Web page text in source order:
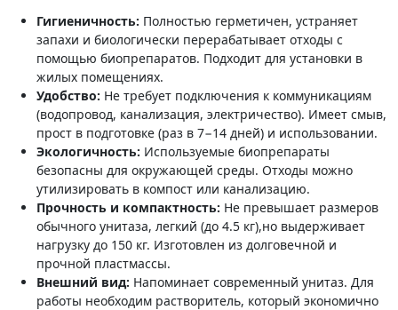
Гигиеничность: Полностью герметичен, устраняет
запахи и биологически перерабатывает отходы с
помощью биопрепаратов. Подходит для установки в
жилых помещениях.
Удобство: Не требует подключения к коммуникациям
(водопровод, канализация, электричество). Имеет смыв,
прост в подготовке (раз в 7−14 дней) и использовании.
Экологичность: Используемые биопрепараты
безопасны для окружающей среды. Отходы можно
утилизировать в компост или канализацию.
Прочность и компактность: Не превышает размеров
обычного унитаза, легкий (до 4.5 кг),но выдерживает
нагрузку до 150 кг. Изготовлен из долговечной и
прочной пластмассы.
Внешний вид: Напоминает современный унитаз. Для
работы необходим растворитель, который экономично